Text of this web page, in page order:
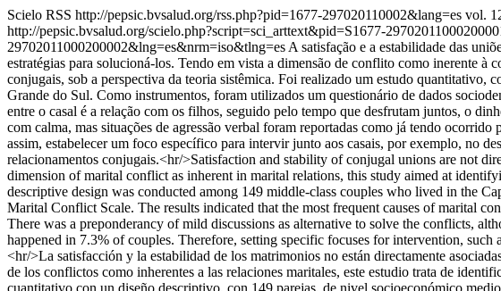
Scielo RSS http://pepsic.bvsalud.org/rss.php?pid=1677-297020110002&lang=es vol.
http://pepsic.bvsalud.org/scielo.php?script=sci_arttext&pid=S1677-
29702011000200002&lng=es&nrm=iso&tlng=es A satisfação e a estabilidade das
estratégias para solucioná-los. Tendo em vista a dimensão de conflito como inerente
conjugais, sob a perspectiva da teoria sistêmica. Foi realizado um estudo
Grande do Sul. Como instrumentos, foram utilizados um questionário de dados
entre o casal é a relação com os filhos, seguido pelo tempo que desfrutam juntos, o
com calma, mas situações de agressão verbal foram reportadas como já tendo
assim, estabelecer um foco específico para intervir junto aos casais, por exemplo, no
relacionamentos conjugais.<hr/>Satisfaction and stability of conjugal unions are not
dimension of marital conflict as inherent in marital relations, this study aimed at
descriptive design was conducted among 149 middle-class couples who lived in the
Marital Conflict Scale. The results indicated that the most frequent causes of marital
There was a preponderancy of mild discussions as alternative to solve the conflicts,
happened in 7.3% of couples. Therefore, setting specific focuses for intervention,
<hr/>La satisfacción y la estabilidad de los matrimonios no están directamente
de los conflictos como inherentes a las relaciones maritales, este estudio trata de
cuantitativo con un diseño descriptivo, con 149 parejas, de nivel socioeconómico